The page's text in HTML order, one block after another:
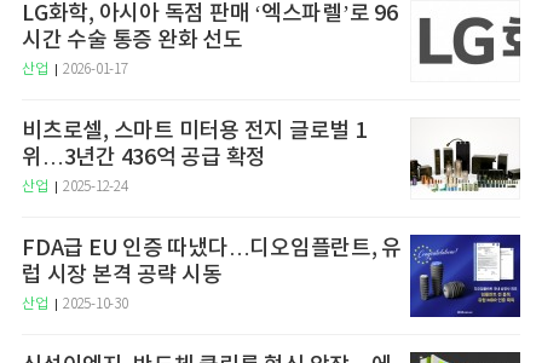
LG화학, 아시아 독점 판매 ‘엑스파렐’로 96
시간 수술 통증 완화 선도
산업 2026-01-17
비츠로셀, 스마트 미터용 전지 글로벌 1
위…3년간 436억 공급 확정
산업 2025-12-24
FDA급 EU 인증 따냈다…디오임플란트, 유
럽 시장 본격 공략 시동
산업 2025-10-30